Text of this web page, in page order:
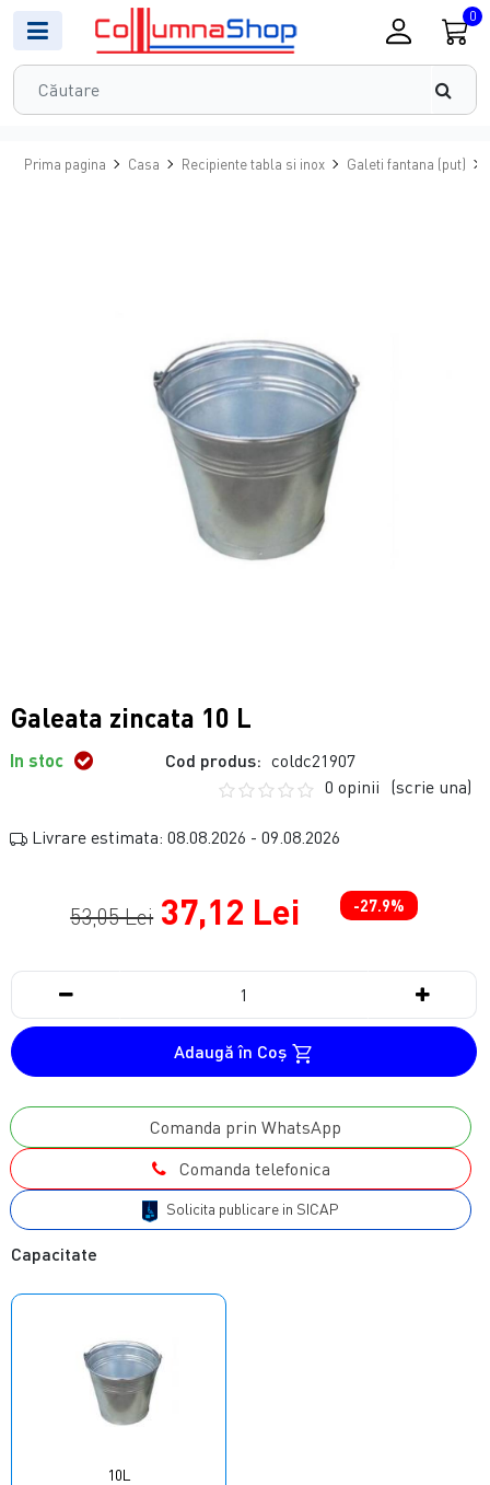
0
Prima pagina Casa Recipiente tabla si inox Galeti fantana (put)
Galeata zincata 10 L
In stoc Cod produs: coldc21907
0 opinii (scrie una)
Livrare estimata: 08.08.2026 - 09.08.2026
53,05 Lei 37,12 Lei -27.9%
Adaugă în Coş
Comanda prin WhatsApp
Comanda telefonica
Solicita publicare in SICAP
Capacitate
10L